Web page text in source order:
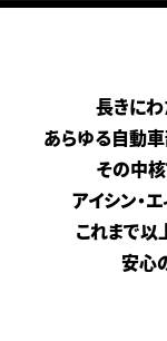
長きに
あらゆる自動
その中
アイシン・
これまで以
安心